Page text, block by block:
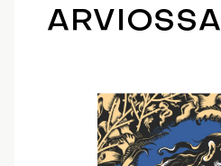
ARVIOSSA